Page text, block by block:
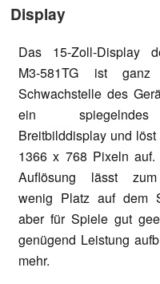
Display
Das 15-Zoll-Display
M3-581TG ist
Schwachstelle des
ein
Breitbilddisplay und löst
1366 x 768 Pixeln
Auflösung lässt
wenig Platz auf dem
aber für Spiele gut
genügend Leistung
mehr.